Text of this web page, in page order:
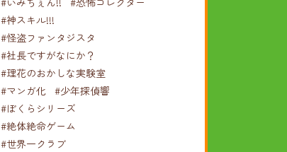
#神スキル!!!
#怪盗ファンタジスタ
#社長ですがなにか？
#理花のおかしな実験室
#マンガ化 #少年探偵響
#ぼくらシリーズ
#絶体絶命ゲーム
#世界一クラブ